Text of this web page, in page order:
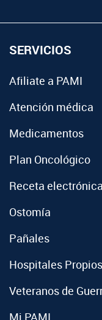
SERVICIOS
Afiliate a PAMI
Atención médica
Medicamentos
Plan Oncológico
Receta electrónica
Ostomía
Pañales
Hospitales Propios
Veteranos de
Mi PAMI